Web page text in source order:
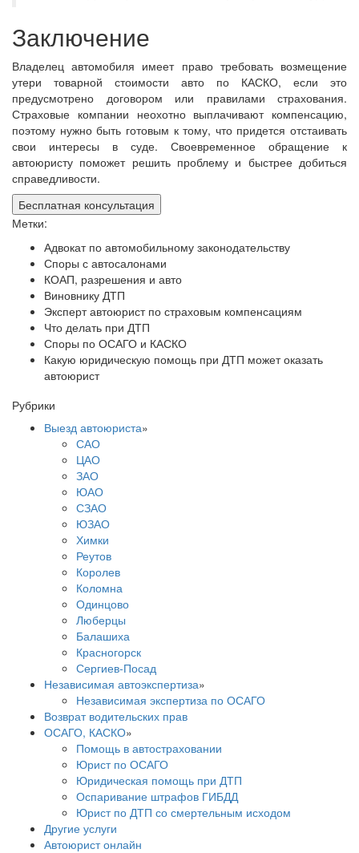
Заключение
Владелец автомобиля имеет право требовать возмещение
утери товарной стоимости авто по КАСКО, если это
предусмотрено договором или правилами страхования.
Страховые компании неохотно выплачивают компенсацию,
поэтому нужно быть готовым к тому, что придется отстаивать
свои интересы в суде. Своевременное обращение к
автоюристу поможет решить проблему и быстрее добиться
справедливости.
Бесплатная консультация
Метки:
Адвокат по автомобильному законодательству
Споры с автосалонами
КОАП, разрешения и авто
Виновнику ДТП
Эксперт автоюрист по страховым компенсациям
Что делать при ДТП
Споры по ОСАГО и КАСКО
Какую юридическую помощь при ДТП может оказать
автоюрист
Рубрики
Выезд автоюриста»
САО
ЦАО
ЗАО
ЮАО
СЗАО
ЮЗАО
Химки
Реутов
Королев
Коломна
Одинцово
Люберцы
Балашиха
Красногорск
Сергиев-Посад
Независимая автоэкспертиза»
Независимая экспертиза по ОСАГО
Возврат водительских прав
ОСАГО, КАСКО»
Помощь в автостраховании
Юрист по ОСАГО
Юридическая помощь при ДТП
Оспаривание штрафов ГИБДД
Юрист по ДТП со смертельным исходом
Другие услуги
Автоюрист онлайн